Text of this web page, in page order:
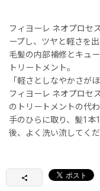
フィヨーレ ネオプロセ
ープし、ツヤと軽さを
毛髪の内部補修とキュ
トリートメント。
「軽さとしなやかさが
フィヨーレ ネオプロセ
のトリートメントの代
手のひらに取り、髪1本
後、よく洗い流してくだ